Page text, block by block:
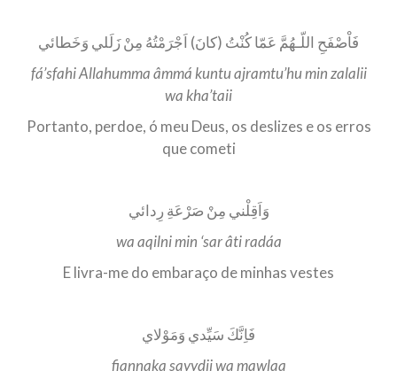
فَاْصْفَحِ اللّـهُمَّ عَمّا كُنْتُ (كانَ) اَجْرَمْتُهُ مِنْ زَلَلي وَخَطائي
fá’sfahi Allahumma âmmá kuntu ajramtu’hu min zalalii
wa kha’taii
Portanto, perdoe, ó meu Deus, os deslizes e os erros
que cometi
وَاَقِلْني مِنْ صَرْعَةِ رِدائي
wa aqilni min ‘sar âti radáa
E livra-me do embaraço de minhas vestes
فَاِنَّكَ سَيِّدي وَمَوْلاي
fiannaka sayydii wa mawlaa